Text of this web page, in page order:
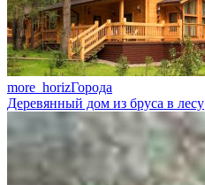
more_horizГорода
Деревянный дом из бруса в лесу